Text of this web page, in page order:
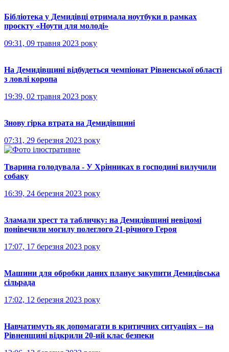
Бібліотека у Демидівці отримала ноутбуки в рамках
проєкту «Ноути для молоді»
09:31, 09 травня 2023 року
На Демидівщині відбудеться чемпіонат Рівненської області
з ловлі коропа
19:39, 02 травня 2023 року
Знову гірка втрата на Демидівщині
07:31, 29 березня 2023 року
Тварина голодувала - У Хрінниках в господині вилучили
собаку
16:39, 24 березня 2023 року
Зламали хрест та табличку: на Демидівщині невідомі
понівечили могилу полеглого 21-річного Героя
17:07, 17 березня 2023 року
Машини для обробки даних планує закупити Демидівська
сільрада
17:02, 12 березня 2023 року
Навчатимуть як допомагати в критичних ситуаціях – на
Рівненщині відкрили 20-ий клас безпеки